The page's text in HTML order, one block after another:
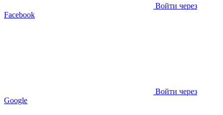
Войти через
Facebook
Войти через
Google